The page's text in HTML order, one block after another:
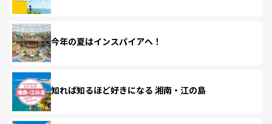
今年の夏はインスパイアへ！
知れば知るほど好きになる 湘南・江の島